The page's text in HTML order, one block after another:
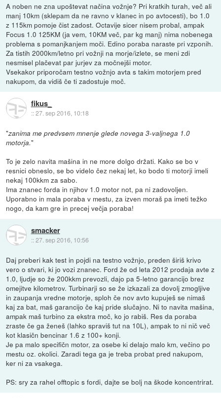
A noben ne zna upoštevat načina vožnje? Pri kratkih turah, več ali
manj 10km (sklepam da ne ravno v klanec in po avtocesti), bo 1.0
z 115km pomoje čist zadost. Octavije sicer nisem probal, ampak
Focus 1.0 125KM (ja vem, 10KM več, par kg manj) nima nobenega
problema s pomanjkanjem moči. Edino poraba naraste pri vzponih.
Za tistih 2000km/letno pri vožnji na morje/izlete, se meni zdi
nesmisel plačevat par jurjev za močnejši motor.
Vsekakor priporočam testno vožnjo avta s takim motorjem pred
nakupom, da vidiš če ti zadostuje moč.
fikus_
::27. sep 2016, 10:18
"zanima me predvsem mnenje glede novega 3-valjnega 1.0
motorja."
To je zelo navita mašina in ne more dolgo držati. Kako se bo v
resnici obneslo, se bo videlo čez nekaj let, ko bodo ti motorji imeli
nekaj 100kkm za sabo.
Ima znanec forda in njihov 1.0 motor not, pa ni zadovoljen.
Uporabno in mala poraba v mestu, za izven moraš pa imeti težko
nogo, da kam gre in precej večja poraba!
smacker
::27. sep 2016, 10:56
Daj preberi kak test in pojdi na testno vožnjo, preden širiš krivo
vero o stvari, ki jo vozi znanec. Ford že od leta 2012 prodaja avte z
1.0, ljudje so že 200kkm prevozli, dajo pa 5-letno garancijo brez
omejitve kilometrov. Turbinarji so se že izkazali za dovolj zmogljive
in zaupanja vredne motorje, sploh če nov avto kupuješ se nimaš
kaj za bat, maš garancijo če kaj pride slučajno. Ni to navita mašina,
ampak maš turbino za ekstra moč, ko jo rabiš. Res da poraba
zraste če ga ženeš (lahko spraviš tut na 10L), ampak to ni nič več
kot klasičn bencinar 1.6 z 100+ konji.
Je pa malo specifičn motor, za osebe ki delajo malo km, večino po
mestu oz. okolici. Zaradi tega ga je treba probat pred nakupom,
ker ni za vsakega.
PS: sry za rahel offtopic s fordi, dajte se bolj na škode koncentrirat.